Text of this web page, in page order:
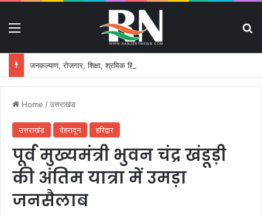
Home /उत्तराखंड
उत्तराखंड देहरादून हरिद्वार
पूर्व मुख्यमंत्री भुवन चंद्र खंडूड़ी
की अंतिम यात्रा में उमड़ा
जनसैलाब